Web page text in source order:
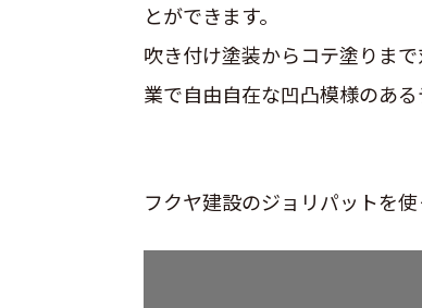
とができます。
吹き付け塗装からコテ塗りま
業で自由自在な凹凸模様のある
フクヤ建設のジョリパットを